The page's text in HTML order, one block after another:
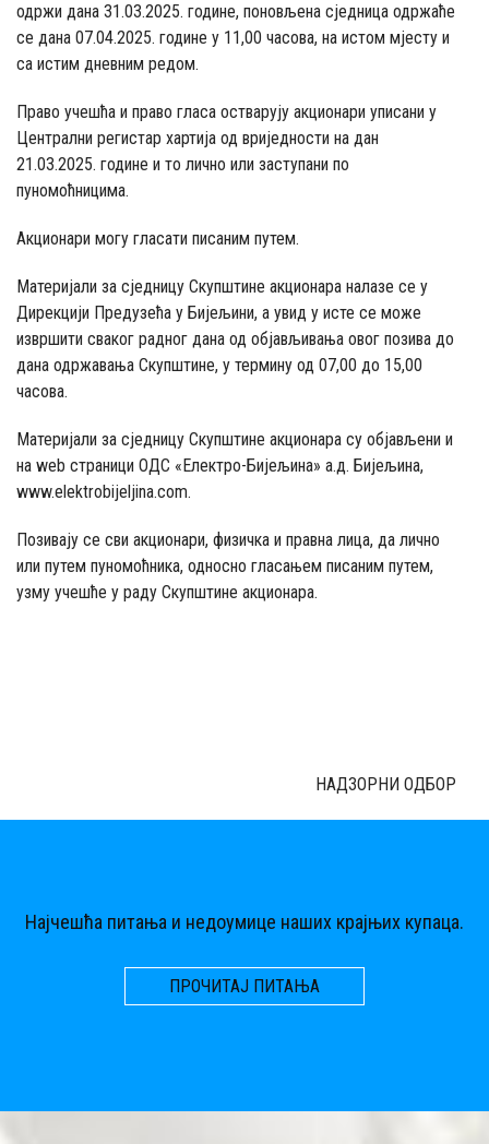
одржи дана 31.03.2025. године, поновљена сједница одржаће
се дана 07.04.2025. године у 11,00 часова, на истом мјесту и
са истим дневним редом.
Право учешћа и право гласа остварују акционари уписани у
Централни регистар хартија од вриједности на дан
21.03.2025. године и то лично или заступани по
пуномоћницима.
Акционари могу гласати писаним путем.
Материјали за сједницу Скупштине акционара налазе се у
Дирекцији Предузећа у Бијељини, а увид у исте се може
извршити сваког радног дана од објављивања овог позива до
дана одржавања Скупштине, у термину од 07,00 до 15,00
часова.
Материјали за сједницу Скупштине акционара су објављени и
на web страници ОДС «Електро-Бијељина» а.д. Бијељина,
www.elektrobijeljina.com.
Позивају се сви акционари, физичка и правна лица, да лично
или путем пуномоћника, односно гласањем писаним путем,
узму учешће у раду Скупштине акционара.
НАДЗОРНИ ОДБОР
Најчешћа питања и недоумице наших крајњих купаца.
ПРОЧИТАЈ ПИТАЊА